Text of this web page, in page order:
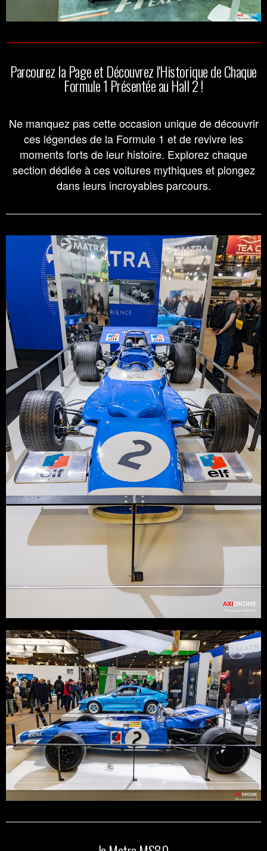
Parcourez la Page et Découvrez l'Historique de Chaque
Formule 1 Présentée au Hall 2 !
Ne manquez pas cette occasion unique de découvrir
ces légendes de la Formule 1 et de revivre les
moments forts de leur histoire. Explorez chaque
section dédiée à ces voitures mythiques et plongez
dans leurs incroyables parcours.